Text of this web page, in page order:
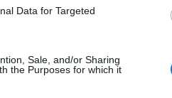
Data for Targeted
Sale, and/or Sharing
the Purposes for which it